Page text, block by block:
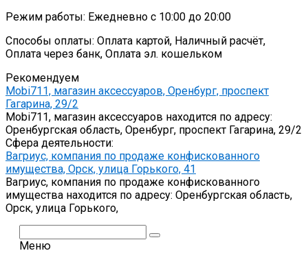
Режим работы: Ежедневно с 10:00 до 20:00
Способы оплаты: Оплата картой, Наличный расчёт,
Оплата через банк, Оплата эл. кошельком
Рекомендуем
Mobi711, магазин аксессуаров, Оренбург, проспект
Гагарина, 29/2
Mobi711, магазин аксессуаров находится по адресу:
Оренбургская область, Оренбург, проспект Гагарина, 29/2
Сфера деятельности:
Вагриус, компания по продаже конфискованного
имущества, Орск, улица Горького, 41
Вагриус, компания по продаже конфискованного
имущества находится по адресу: Оренбургская область,
Орск, улица Горького,
Меню